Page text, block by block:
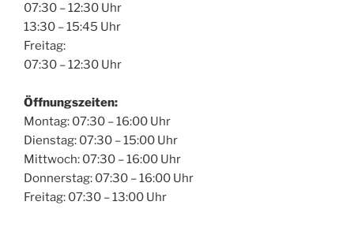
07:30 – 12:30 Uhr
13:30 – 15:45 Uhr
Freitag:
07:30 – 12:30 Uhr
Öffnungszeiten:
Montag: 07:30 – 16:00 Uhr
Dienstag: 07:30 – 15:00 Uhr
Mittwoch: 07:30 – 16:00 Uhr
Donnerstag: 07:30 – 16:00 Uhr
Freitag: 07:30 – 13:00 Uhr